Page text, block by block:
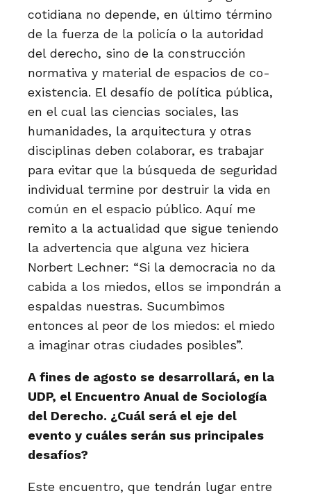
cotidiana no depende, en último término
de la fuerza de la policía o la autoridad
del derecho, sino de la construcción
normativa y material de espacios de co-
existencia. El desafío de política pública,
en el cual las ciencias sociales, las
humanidades, la arquitectura y otras
disciplinas deben colaborar, es trabajar
para evitar que la búsqueda de seguridad
individual termine por destruir la vida en
común en el espacio público. Aquí me
remito a la actualidad que sigue teniendo
la advertencia que alguna vez hiciera
Norbert Lechner: “Si la democracia no da
cabida a los miedos, ellos se impondrán a
espaldas nuestras. Sucumbimos
entonces al peor de los miedos: el miedo
a imaginar otras ciudades posibles”.
A fines de agosto se desarrollará, en la
UDP, el Encuentro Anual de Sociología
del Derecho. ¿Cuál será el eje del
evento y cuáles serán sus principales
desafíos?
Este encuentro, que tendrán lugar entre